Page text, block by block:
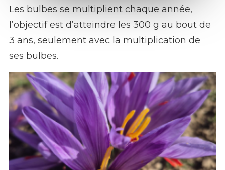
Les bulbes se multiplient chaque année,
l’objectif est d’atteindre les 300 g au bout de
3 ans, seulement avec la multiplication de
ses bulbes.